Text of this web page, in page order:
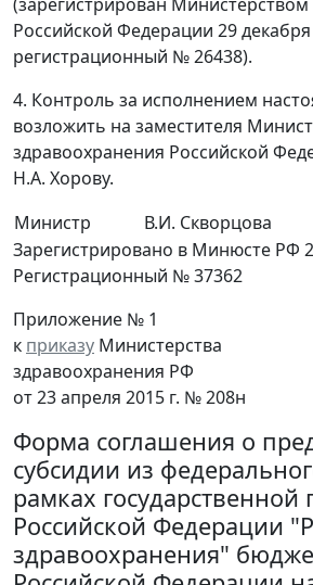
(зарегистрирован
Российской Федерации 29 декабря
регистрационный № 26438).
4. Контроль за исполнением
возложить на заместителя
здравоохранения Российской
Н.А. Хорову.
Министр
В.И. Скворцова
Зарегистрировано в Минюсте РФ
Регистрационный № 37362
Приложение № 1
к приказу Министерства
здравоохранения РФ
от 23 апреля 2015 г. № 208н
Форма соглашения о
субсидии из
рамках
Российской Федерации
здравоохранения"